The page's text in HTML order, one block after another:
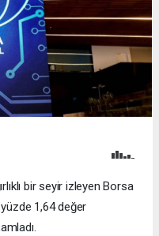
bir seyir izleyen Borsa
1,64 değer